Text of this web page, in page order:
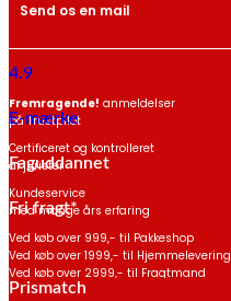
Send os en mail
4.9
Fremragende! anmeldelser
på Trustpilot
E-mærke
Certificeret og kontrolleret
af jurister
Faguddannet
Kundeservice
med mange års erfaring
Fri fragt*
Ved køb over 999,- til Pakkeshop
Ved køb over 1999,- til Hjemmelevering
Ved køb over 2999,- til Fragtmand
*Gælder ikke havemøbler
Prismatch